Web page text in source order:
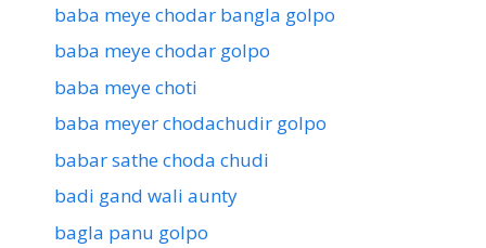
baba meye chodar bangla golpo
baba meye chodar golpo
baba meye choti
baba meyer chodachudir golpo
babar sathe choda chudi
badi gand wali aunty
bagla panu golpo